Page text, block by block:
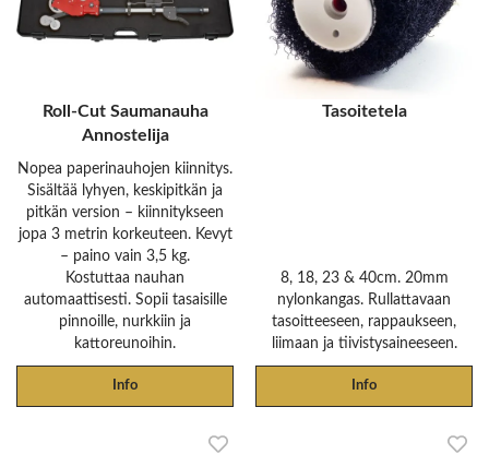
Roll-Cut Saumanauha
Annostelija
Nopea paperinauhojen kiinnitys.
Sisältää lyhyen, keskipitkän ja
pitkän version – kiinnitykseen
jopa 3 metrin korkeuteen. Kevyt
– paino vain 3,5 kg.
Kostuttaa nauhan
automaattisesti. Sopii tasaisille
pinnoille, nurkkiin ja
kattoreunoihin.
Info
Tasoitetela
8, 18, 23 & 40cm. 20mm
nylonkangas. Rullattavaan
tasoitteeseen, rappaukseen,
liimaan ja tiivistysaineeseen.
Info